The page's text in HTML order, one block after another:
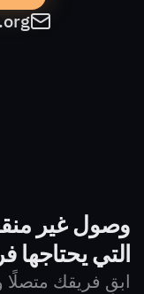
وصول غير
التي يحتاجها
ابقِ فريقك متصلًا